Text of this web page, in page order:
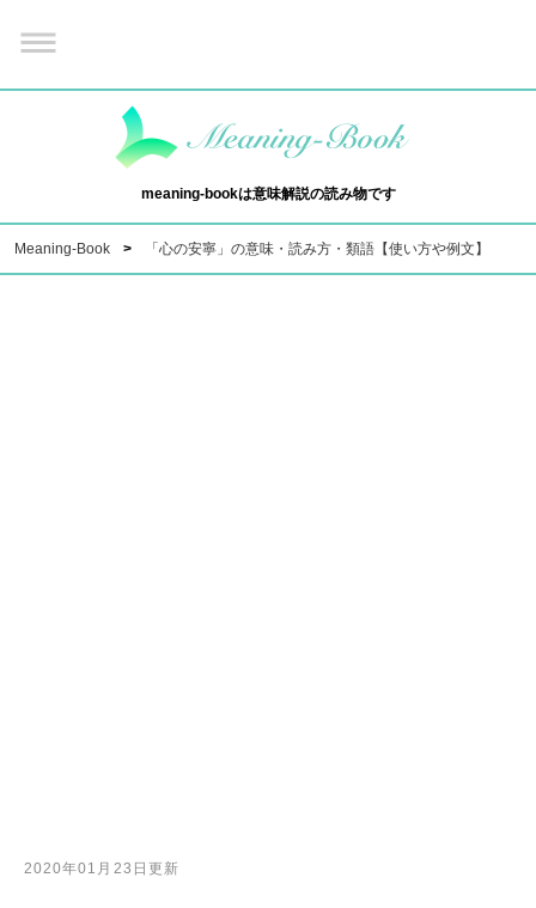
meaning-bookは意味解説の読み物です
Meaning-Book 「心の安寧」の意味・読み方・類語【使い方や例文】
2020年01月23日更新